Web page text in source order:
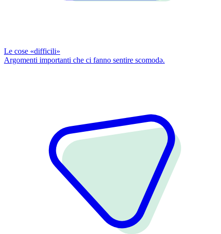
Le cose «difficili»
Argomenti importanti che ci fanno sentire scomodǝ.